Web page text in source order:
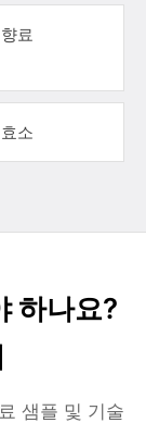
향료
효소
하나요?
샘플 및 기술